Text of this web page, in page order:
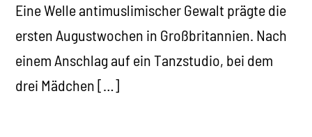
Eine Welle antimuslimischer Gewalt prägte die
ersten Augustwochen in Großbritannien. Nach
einem Anschlag auf ein Tanzstudio, bei dem
drei Mädchen […]